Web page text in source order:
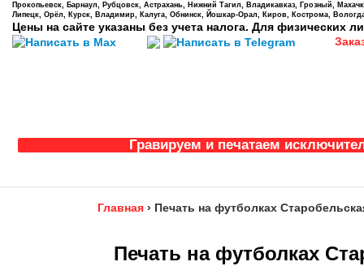
Прокопьевск, Барнаул, Рубцовск, Астрахань, Нижний Тагил, Владикавказ, Грозный,
Липецк, Орёл, Курск, Владимир, Калуга, Обнинск, Йошкар-Орал, Киров, Кострома,
Цены на сайте указаны без учета налога. Для физических
Гравируем и печатаем
Главная › Печать на футболках
Печать на футболках